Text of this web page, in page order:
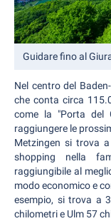
Guidare fino al
Nel centro del
che conta circa
come la "Porta del
raggiungere le
Metzingen si trova
shopping nella
raggiungibile al
modo economico e
esempio, si trova a
chilometri e Ulm 57